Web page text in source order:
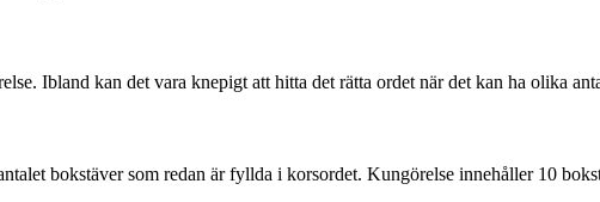
Ibland kan det vara knepigt att hitta det rätta ordet när det kan ha olika
bokstäver som redan är fyllda i korsordet. Kungörelse innehåller 10